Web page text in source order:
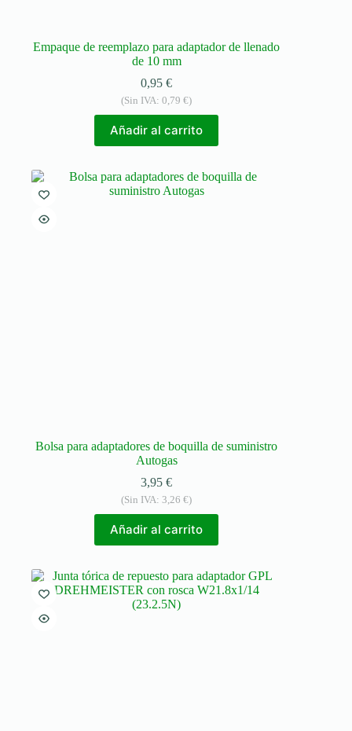
Empaque de reemplazo para adaptador de llenado
de 10 mm
0,95€
(Sin IVA:0,79€)
Añadir al carrito
Bolsa para adaptadores de boquilla de suministro
Autogas
3,95€
(Sin IVA:3,26€)
Añadir al carrito